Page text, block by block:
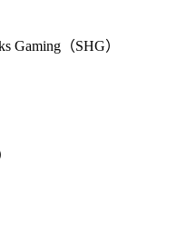
Gaming（SHG）